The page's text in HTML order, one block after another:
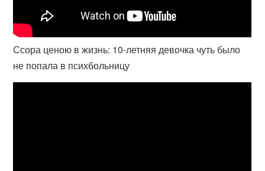
Ссора ценою в жизнь: 10-летняя девочка чуть было
не попала в психбольницу